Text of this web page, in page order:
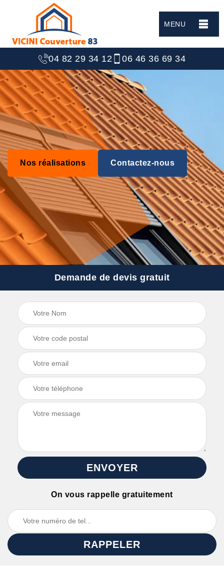
MENU
04 82 29 34 12 06 46 36 69 34
Nos réalisations Contactez-nous
Demande de devis gratuit
On vous rappelle gratuitement